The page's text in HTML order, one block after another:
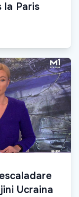
la Paris
Ucraina